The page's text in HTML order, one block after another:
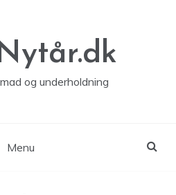
og underholdning
Menu